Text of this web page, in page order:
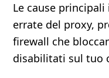
Le cause
errate del proxy,
firewall che
disabilitati sul tuo